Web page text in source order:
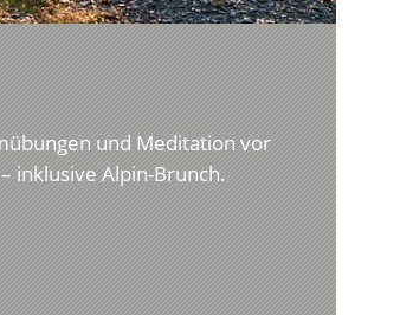
und Meditation vor
inklusive Alpin-Brunch.